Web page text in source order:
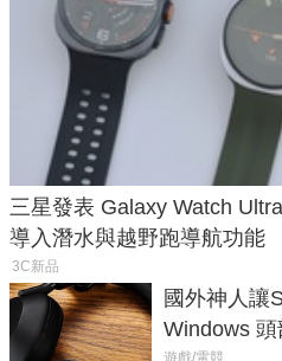
三星發表 Galaxy Watch
導入潛水與越野跑導航功能
3C新品
國外神人讓
Windows
遊戲/電競